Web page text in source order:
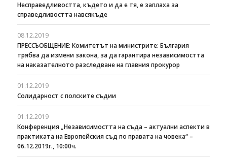
Несправедливостта, където и да е тя, е заплаха за
справедливостта навсякъде
08.12.2019
ПРЕССЪОБЩЕНИЕ: Комитетът на министрите: България
трябва да измени закона, за да гарантира независимостта
на наказателното разследване на главния прокурор
01.12.2019
Солидарност с полските съдии
01.12.2019
Конференция „Независимостта на съда – актуални аспекти в
практиката на Европейския съд по правата на човека“ –
06.12.2019г., 10:00ч.